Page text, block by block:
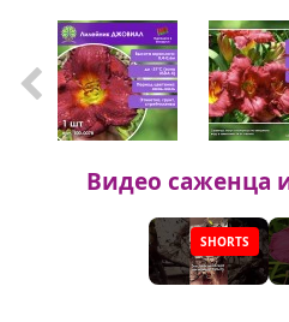
Видео саженца
SHORTS